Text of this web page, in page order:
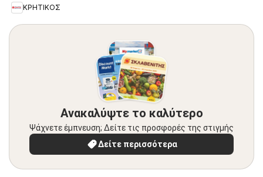
ΚΡΗΤΙΚΟΣ
Ανακαλύψτε το καλύτερο
Ψάχνετε έμπνευση; Δείτε τις προσφορές της στιγμής
Δείτε περισσότερα